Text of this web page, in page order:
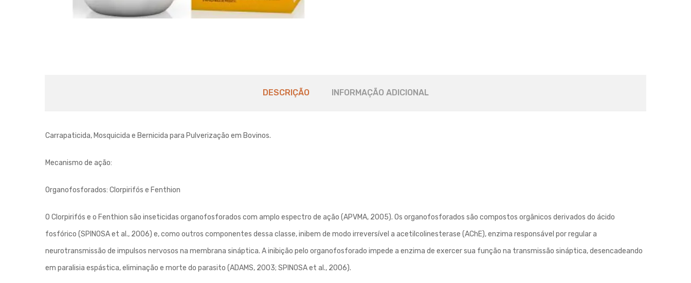
DESCRIÇÃO INFORMAÇÃO ADICIONAL
Carrapaticida, Mosquicida e Bernicida para Pulverização em Bovinos.
Mecanismo de ação:
Organofosforados: Clorpirifós e Fenthion
O Clorpirifós e o Fenthion são inseticidas organofosforados com amplo espectro de ação (APVMA, 2005). Os organofosforados são compostos orgânicos derivados do ácido
fosfórico (SPINOSA et al., 2006) e, como outros componentes dessa classe, inibem de modo irreversível a acetilcolinesterase (AChE), enzima responsável por regular a
neurotransmissão de impulsos nervosos na membrana sináptica. A inibição pelo organofosforado impede a enzima de exercer sua função na transmissão sináptica, desencadeando
em paralisia espástica, eliminação e morte do parasito (ADAMS, 2003; SPINOSA et al., 2006).